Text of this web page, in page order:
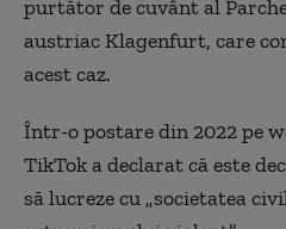
purtător de cuvânt al
austriac Klagenfurt, care
acest caz.
Într-o postare din 2022 pe
TikTok a declarat că este
să lucreze cu „societatea